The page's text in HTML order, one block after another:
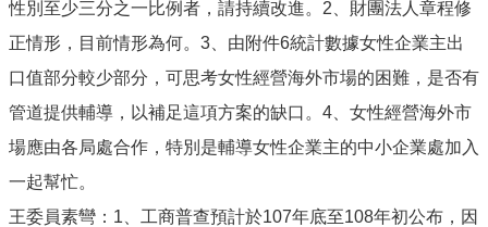
性別至少三分之一比例者，請持續改進。2、財團法人章程修
正情形，目前情形為何。3、由附件6統計數據女性企業主出
口值部分較少部分，可思考女性經營海外市場的困難，是否有
管道提供輔導，以補足這項方案的缺口。4、女性經營海外市
場應由各局處合作，特別是輔導女性企業主的中小企業處加入
一起幫忙。
王委員素彎：1、工商普查預計於107年底至108年初公布，因